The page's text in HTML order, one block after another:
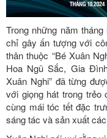
Trong những năm
chỉ gây ấn tượng với
thân thuộc “Bé Xuân
Hoa Ngũ Sắc, Gia
Xuân Nghi” đã từng
với giọng hát trong trẻo
cùng mái tóc tết đặc
sáng tác và sản xuất